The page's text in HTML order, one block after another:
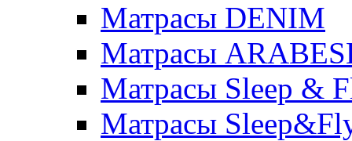
Матрасы DENIM
Матрасы
Матрасы Sleep &
Матрасы